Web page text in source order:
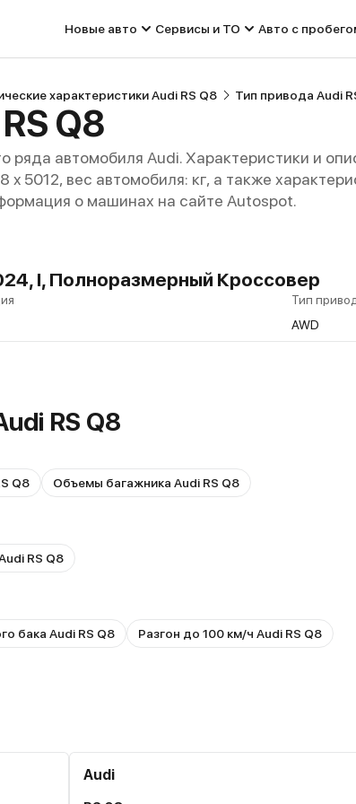
Новые авто Сервисы и ТО Авто с
характеристики Audi RS Q8 Тип привода Audi
Q8
ряда автомобиля Audi. Характеристики и
5012, вес автомобиля: кг, а также
о машинах на сайте Autospot.
I, Полноразмерный Кроссовер
Тип
AWD
RS Q8
Q8 Объемы багажника Audi RS Q8
RS Q8
бака Audi RS Q8 Разгон до 100 км/ч Audi RS Q8
Audi